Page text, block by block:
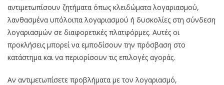
αντιμετωπίσουν ζητήματα όπως κλειδώματα λογαριασμού,
λανθασμένα υπόλοιπα λογαριασμού ή δυσκολίες στη σύνδεση
λογαριασμών σε διαφορετικές πλατφόρμες. Αυτές οι
προκλήσεις μπορεί να εμποδίσουν την πρόσβαση στο
κατάστημα και να περιορίσουν τις επιλογές αγοράς.
Αν αντιμετωπίσετε προβλήματα με τον λογαριασμό,